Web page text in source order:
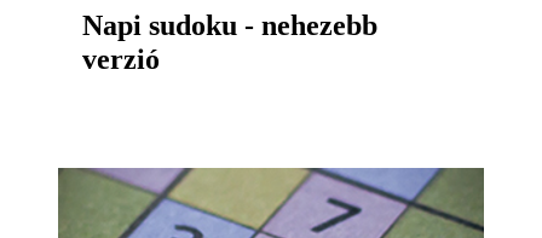
Napi sudoku - nehezebb
verzió